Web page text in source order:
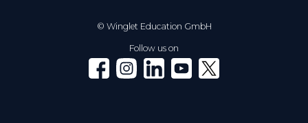
© Winglet Education GmbH
Follow us on
Winglet on Facebook
Winglet on Instagram
Winglet on LinkedIn
Winglet on YouTube
Winglet on X (Twitter)